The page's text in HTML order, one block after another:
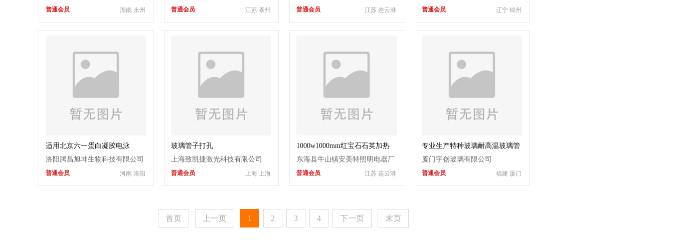
湖南 永州
普通会员 江苏 泰州
普通会员 江苏 连云港
普通会员 辽宁 锦州
普通会员
适用北京六一蛋白凝胶电泳
DYCZ-25D平板制胶板
洛阳腾昌旭坤生物科技有限公司
河南 洛阳
普通会员
玻璃管子打孔
上海致凯捷激光科技有限公司
上海 上海
普通会员
1000w1000mm红宝石石英加热
管-【厂家安美特】
东海县牛山镇安美特照明电器厂
江苏 连云港
普通会员
专业生产特种玻璃耐高温玻璃管
厦门宇创玻璃有限公司
福建 厦门
普通会员
首页 上一页 1 2 3 4 下一页 末页